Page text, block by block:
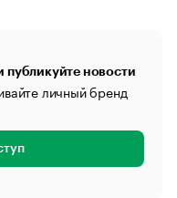
публикуйте новости
личный бренд